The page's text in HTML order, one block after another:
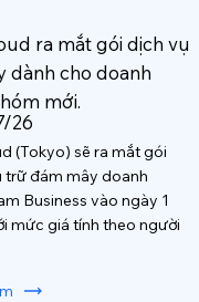
ra mắt gói dịch vụ
dành cho doanh
mới.
26
(Tokyo) sẽ ra mắt gói
trữ đám mây doanh
Business vào ngày 1
mức giá tính theo người